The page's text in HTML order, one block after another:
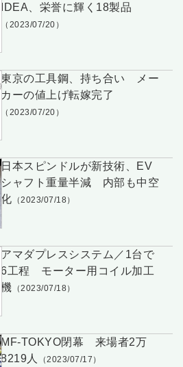
IDEA、栄誉に輝く18製品
（2023/07/20）
東京の工具鋼、持ち合い メー
カーの値上げ転嫁完了
（2023/07/20）
日本スピンドルが新技術、EV
シャフト重量半減 内部も中空
化 （2023/07/18）
アマダプレスシステム／1台で
6工程 モーター用コイル加工
機 （2023/07/18）
MF-TOKYO閉幕 来場者2万
8219人
（2023/07/17）